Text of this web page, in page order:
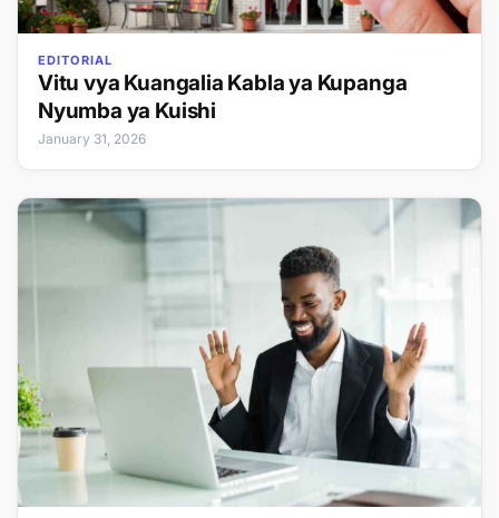
EDITORIAL
Vitu vya Kuangalia Kabla ya Kupanga
Nyumba ya Kuishi
January 31, 2026